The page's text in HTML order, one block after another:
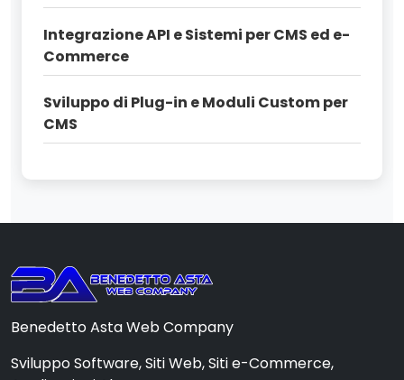
Integrazione API e Sistemi per CMS ed e-
Commerce
Sviluppo di Plug-in e Moduli Custom per
CMS
Benedetto Asta Web Company
Sviluppo Software, Siti Web, Siti e-Commerce,